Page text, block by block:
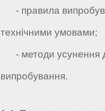
- правила
технічними умовами;
- методи усунення
випробування.